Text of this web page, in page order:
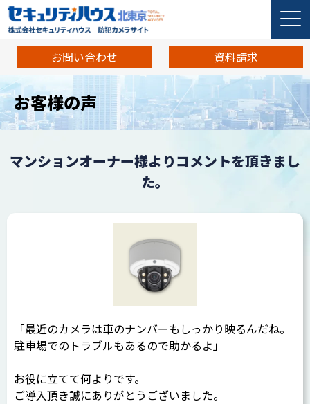
お問い合わせ 資料請求
お客様の声
マンションオーナー様よりコメントを頂きまし
た。
「最近のカメラは車のナンバーもしっかり映るんだね。
駐車場でのトラブルもあるので助かるよ」
お役に立てて何よりです。
ご導入頂き誠にありがとうございました。